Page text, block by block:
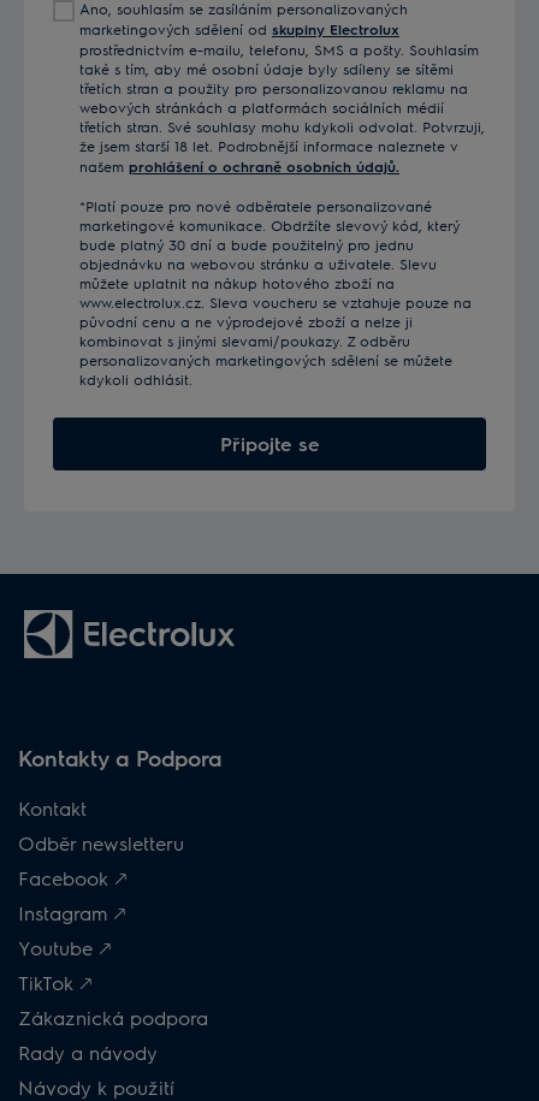
mailAno, souhlasím se zasíláním personalizovaných
marketingových sdělení od skupiny Electrolux
prostřednictvím e-mailu, telefonu, SMS a pošty. Souhlasím
také s tím, aby mé osobní údaje byly sdíleny se sítěmi
třetích stran a použity pro personalizovanou reklamu na
webových stránkách a platformách sociálních médií
třetích stran. Své souhlasy mohu kdykoli odvolat. Potvrzuji,
že jsem starší 18 let. Podrobnější informace naleznete v
našem prohlášení o ochraně osobních údajů.
*Platí pouze pro nové odběratele personalizované
marketingové komunikace. Obdržíte slevový kód, který
bude platný 30 dní a bude použitelný pro jednu
objednávku na webovou stránku a uživatele. Slevu
můžete uplatnit na nákup hotového zboží na
www.electrolux.cz. Sleva voucheru se vztahuje pouze na
původní cenu a ne výprodejové zboží a nelze ji
kombinovat s jinými slevami/poukazy. Z odběru
personalizovaných marketingových sdělení se můžete
kdykoli odhlásit.
Připojte se
Kontakty a Podpora
Kontakt
Odběr newsletteru
Facebook 🡕
Instagram 🡕
Youtube 🡕
TikTok 🡕
Zákaznická podpora
Rady a návody
Návody k použití